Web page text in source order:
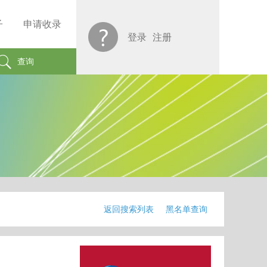
申请收录
查询
登录 注册
返回搜索列表 黑名单查询